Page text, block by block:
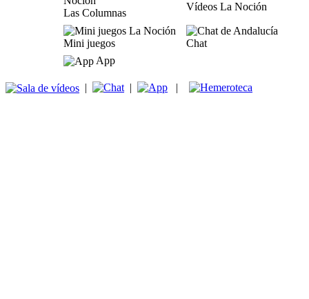
Las Columnas
Vídeos La Noción
Mini juegos
Chat
App
| | |